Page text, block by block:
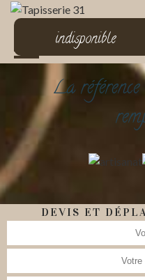
indisponible
La
DEVIS ET